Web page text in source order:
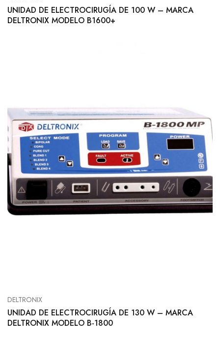
UNIDAD DE ELECTROCIRUGÍA DE 100 W – MARCA
DELTRONIX MODELO B1600+
DELTRONIX
UNIDAD DE ELECTROCIRUGÍA DE 130 W – MARCA
DELTRONIX MODELO B-1800